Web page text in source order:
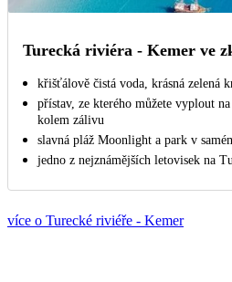
Turecká riviéra - Kemer ve
křišťálově čistá voda, krásná zelená
přístav, ze kterého můžete vyplout
kolem zálivu
slavná pláž Moonlight a park v
jedno z nejznámějších letovisek na
více o Turecké riviéře - Kemer